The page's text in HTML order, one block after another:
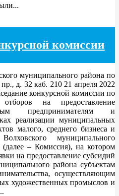
комиссии
муниципального района по
д. 32 каб. 210 21 апреля 2022
конкурсной комиссии по
на предоставление
предпринимателям и
реализации муниципальных
малого, среднего бизнеса и
муниципального
– Комиссия), на котором
на предоставление субсидий
района субъектам
осуществляющим
художественных промыслов и